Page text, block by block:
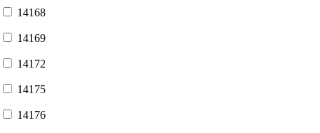
14168
14169
14172
14175
14176